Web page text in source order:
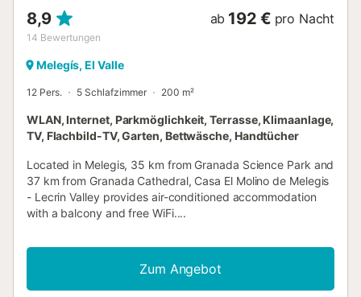
8,9
14 Bewertungen
ab 192 € pro Nacht
Melegís, El Valle
12 Pers. 5 Schlafzimmer 200 m²
WLAN, Internet, Parkmöglichkeit, Terrasse, Klimaanlage,
TV, Flachbild-TV, Garten, Bettwäsche, Handtücher
Located in Melegis, 35 km from Granada Science Park and
37 km from Granada Cathedral, Casa El Molino de Melegis
- Lecrin Valley provides air-conditioned accommodation
with a balcony and free WiFi....
Zum Angebot